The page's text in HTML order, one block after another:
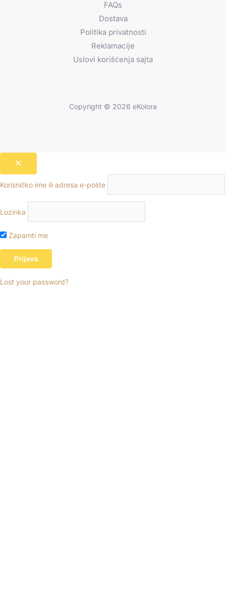
FAQs
Dostava
Politika privatnosti
Reklamacije
Uslovi korišćenja sajta
Copyright © 2026 eKolora
Korisničko ime ili adresa e-pošte
Lozinka
Zapamti me
Lost your password?